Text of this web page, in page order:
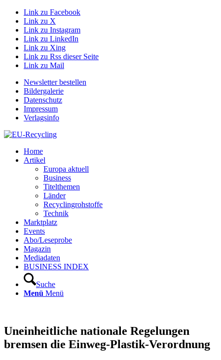
Link zu Facebook
Link zu X
Link zu Instagram
Link zu LinkedIn
Link zu Xing
Link zu Rss dieser Seite
Link zu Mail
Newsletter bestellen
Bildergalerie
Datenschutz
Impressum
Verlagsinfo
Home
Artikel
Europa aktuell
Business
Titelthemen
Länder
Recyclingrohstoffe
Technik
Marktplatz
Events
Abo/Leseprobe
Magazin
Mediadaten
BUSINESS INDEX
Suche
Menü Menü
Uneinheitliche nationale Regelungen
bremsen die Einweg-Plastik-Verordnung